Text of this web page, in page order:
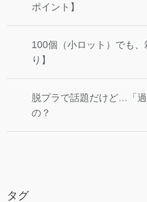
ポイント】
100個（小ロット）でも
り】
脱プラで話題だけど…「
の？
タグ